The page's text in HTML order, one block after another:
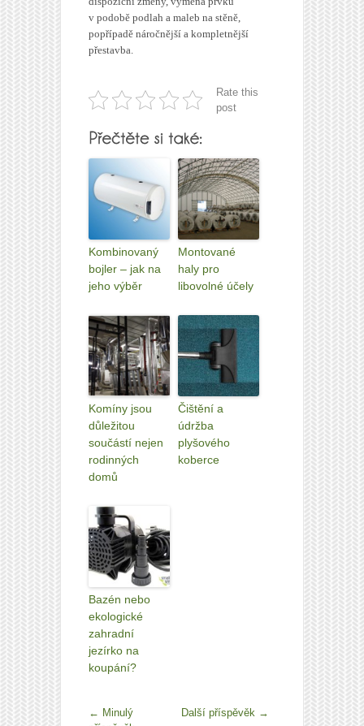
v podobě podlah a maleb na stěně,
popřípadě náročnější a kompletnější
přestavba.
Rate this
post
Kombinovaný
bojler – jak na
jeho výběr
Montované
haly pro
libovolné účely
Komíny jsou
důležitou
součástí nejen
rodinných
domů
Čištění a
údržba
plyšového
koberce
Bazén nebo
ekologické
zahradní
jezírko na
koupání?
← Minulý
Další příspěvěk →